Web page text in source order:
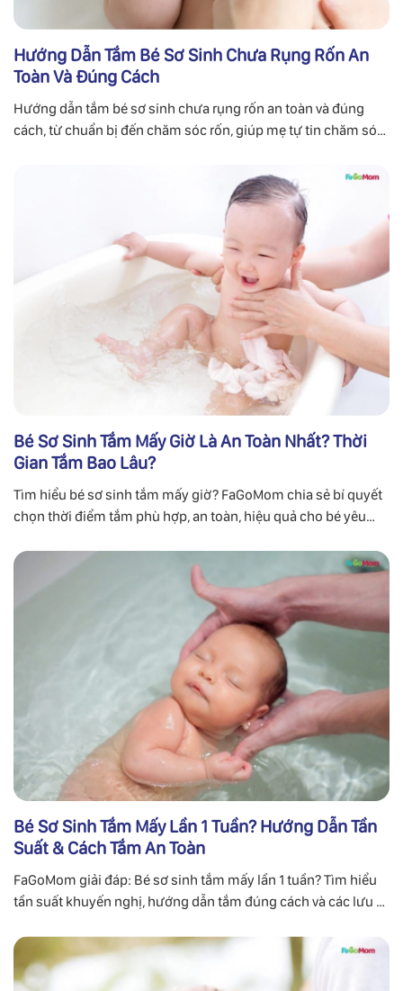
Hướng Dẫn Tắm Bé Sơ Sinh Chưa Rụng Rốn An
Toàn Và Đúng Cách
Hướng dẫn tắm bé sơ sinh chưa rụng rốn an toàn và đúng
cách, từ chuẩn bị đến chăm sóc rốn, giúp mẹ tự tin chăm sóc
Bé Sơ Sinh Tắm Mấy Giờ Là An Toàn Nhất? Thời
Gian Tắm Bao Lâu?
Tìm hiểu bé sơ sinh tắm mấy giờ? FaGoMom chia sẻ bí quyết
chọn thời điểm tắm phù hợp, an toàn, hiệu quả cho bé yêu
Bé Sơ Sinh Tắm Mấy Lần 1 Tuần? Hướng Dẫn Tần
Suất & Cách Tắm An Toàn
FaGoMom giải đáp: Bé sơ sinh tắm mấy lần 1 tuần? Tìm hiểu
tần suất khuyến nghị, hướng dẫn tắm đúng cách và các lưu ý